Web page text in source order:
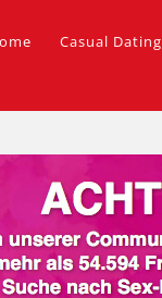
Casual Dating